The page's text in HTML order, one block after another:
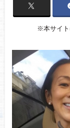
※本サイト